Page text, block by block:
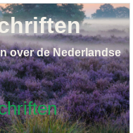
over de Nederlandse